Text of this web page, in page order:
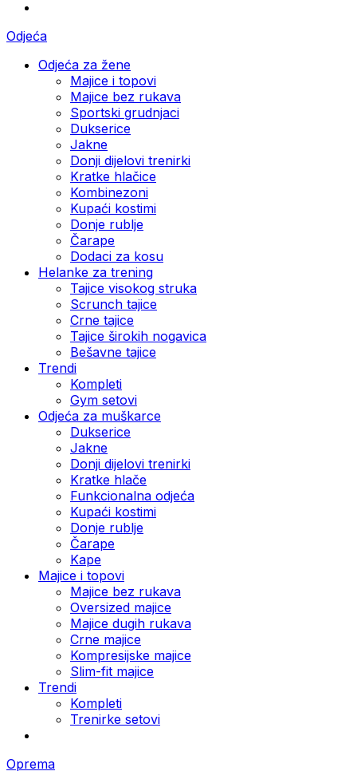
Odjeća
Odjeća za žene
Majice i topovi
Majice bez rukava
Sportski grudnjaci
Dukserice
Jakne
Donji dijelovi trenirki
Kratke hlačice
Kombinezoni
Kupaći kostimi
Donje rublje
Čarape
Dodaci za kosu
Helanke za trening
Tajice visokog struka
Scrunch tajice
Crne tajice
Tajice širokih nogavica
Bešavne tajice
Trendi
Kompleti
Gym setovi
Odjeća za muškarce
Dukserice
Jakne
Donji dijelovi trenirki
Kratke hlače
Funkcionalna odjeća
Kupaći kostimi
Donje rublje
Čarape
Kape
Majice i topovi
Majice bez rukava
Oversized majice
Majice dugih rukava
Crne majice
Kompresijske majice
Slim-fit majice
Trendi
Kompleti
Trenirke setovi
Oprema